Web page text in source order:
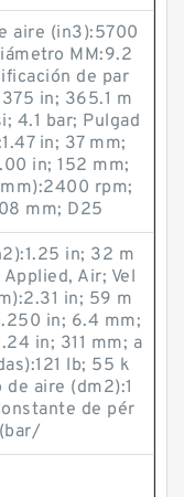
aire (in3):5700
MM:9.2
de par
in; 365.1 m
4.1 bar; Pulgad
in; 37 mm;
in; 152 mm;
rpm;
mm; D25
in; 32 m
Air; Vel
in; 59 m
in; 6.4 mm;
in; 311 mm; a
lb; 55 k
aire (dm2):1
de pér